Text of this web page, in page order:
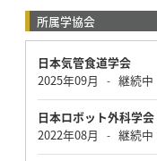
所属学協会
日本気管食道学会
2025年09月
- 継続中
日本ロボット外科学会
2022年08月
- 継続中